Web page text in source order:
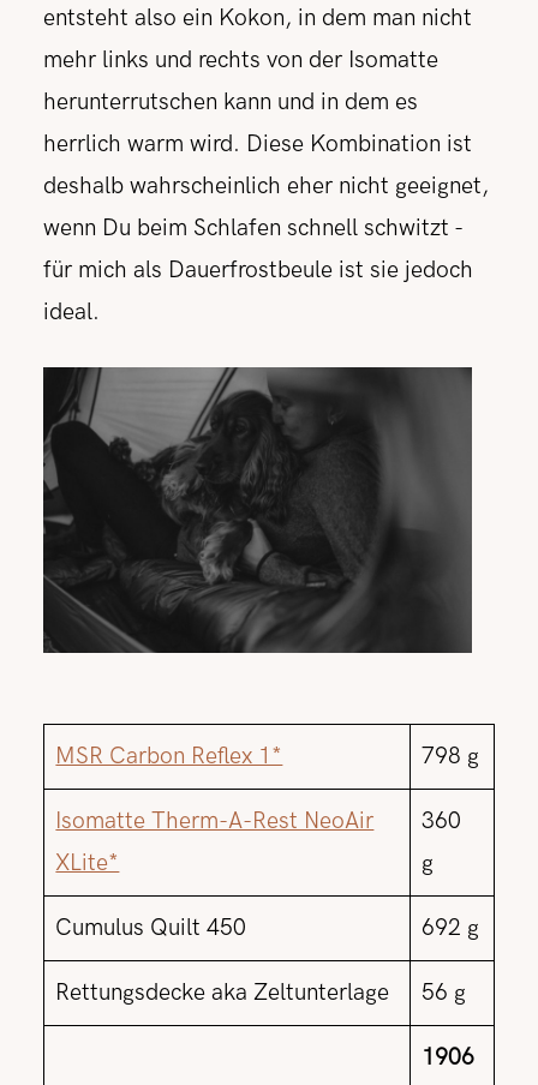
entsteht also ein Kokon, in dem man nicht
mehr links und rechts von der Isomatte
herunterrutschen kann und in dem es
herrlich warm wird. Diese Kombination ist
deshalb wahrscheinlich eher nicht geeignet,
wenn Du beim Schlafen schnell schwitzt -
für mich als Dauerfrostbeule ist sie jedoch
ideal.
MSR Carbon Reflex 1* 798 g
Isomatte Therm-A-Rest NeoAir
XLite*
360
g
Cumulus Quilt 450 692 g
Rettungsdecke aka Zeltunterlage 56 g
1906